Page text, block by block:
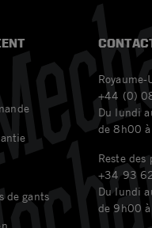
de gants
Royaume-
+44 (0)
Du lundi
de 8h00
Reste des
+34 93
Du lundi
de 9h00